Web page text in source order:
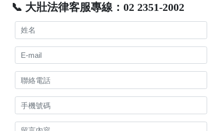
📞 大壯法律客服專線：02 2351-2002